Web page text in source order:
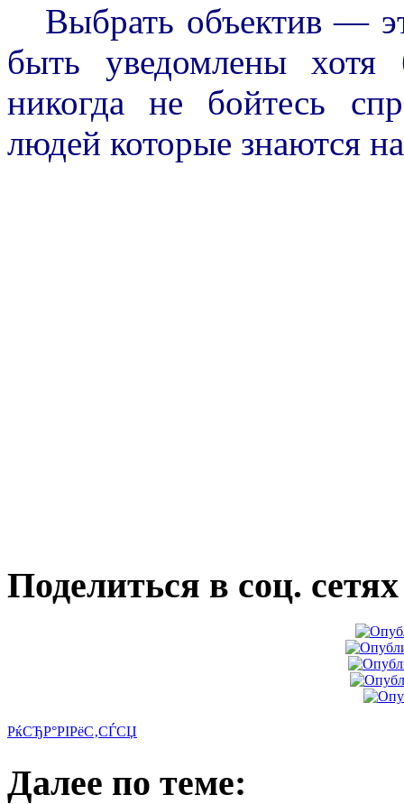
Выбрать объектив —
быть уведомлены
никогда не бойтесь
людей которые знаются
Поделиться в соц. сетях
РќСЂР°РІРёС‚СЃСЏ
Далее по теме: